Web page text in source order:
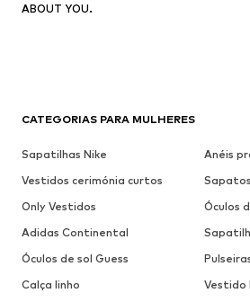
CATEGORIAS PARA MULHERES
Sapatilhas Nike
Anéis
Vestidos cerimónia curtos
Only Vestidos
Óculos
Adidas Continental
Óculos de sol Guess
Calça linho
Vestido
ABOUT YOU.